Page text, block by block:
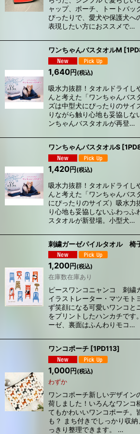
ャップ、ポーチ、トートバッ
ぴったりで、愛犬や保護犬へ
表現したい方におススメで…
ワンちゃんバスタオルM [
1,640円 (税込)
吸水力抜群！タオルドライし
んと考えた「ワンちゃんバス
ズは中型犬にぴったりのサイ
りながら触り心地も妥協しな
ンちゃんバスタオルが再登…
ワンちゃんバスタオルS [
1,420円(税込)
吸水力抜群！タオルドライし
んと考えた「ワンちゃんバス
にぴったりのサイズ）吸水力
り心地も妥協しないふわっふ
スタオルが新登場。小型犬…
刺繍ガーゼパイルタオル 椅
1,200円 (税込)
在庫数在庫あり
ピースワンコニャンコ 刺繍
イラストレーター・マツモト
ず笑顔になる可愛いワンコと
をプリントしたハンカチです
ーゼ、裏面はふんわりモコ…
ワンコポーチ [1PD113]
1,000円 (税込)
わずか
ワンコポーチ新しいデザイン
荷しました！いろんなワンコ
てもかわいいワンコポーチ。
も？ まち付きでしっかり収
っきり整理できます。 …